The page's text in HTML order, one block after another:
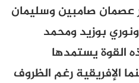
عصمان صامبين وسليمان
بوزيد ومحمد
القوة يستمدها
الإفريقية رغم الظروف